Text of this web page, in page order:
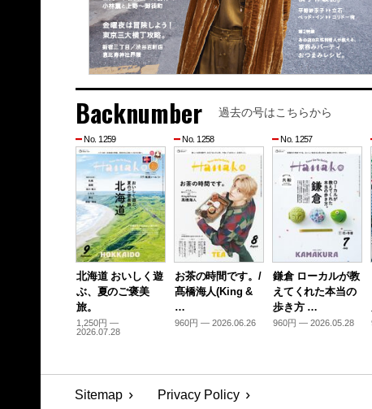
Backnumber 過去の号はこちらから
No. 1259
北海道 おいしく遊
ぶ、夏のご褒美
旅。
1,250円 —
2026.07.28
No. 1258
お茶の時間です。/
髙橋海人(King &
…
960円 — 2026.06.26
No. 1257
鎌倉 ローカルが教
えてくれた本当の
歩き方 …
960円 — 2026.05.28
Sitemap Privacy Policy